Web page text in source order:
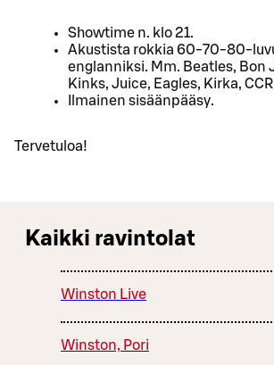
Showtime n. klo 21.
Akustista rokkia 60-70-80-
englanniksi. Mm. Beatles, Bon
Kinks, Juice, Eagles, Kirka,
Ilmainen sisäänpääsy.
Tervetuloa!
Kaikki ravintolat
Winston Live
Winston, Pori